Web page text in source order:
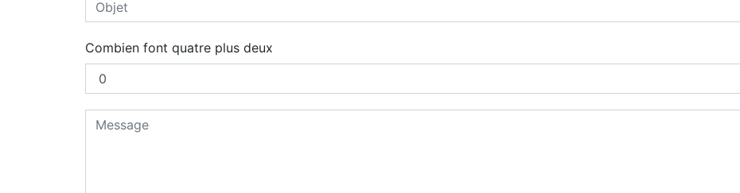
Combien font quatre plus deux